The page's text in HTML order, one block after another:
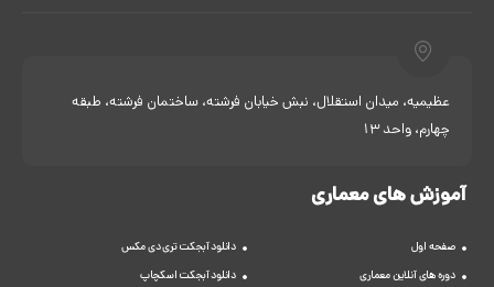
عظیمیه، میدان استقلال، نبش خیابان فرشته، ساختمان فرشته، طبقه
چهارم، واحد 13
آموزش های معماری
صفحه اول
دوره های آنلاین معماری
دانلود آبجکت تری دی مکس
دانلود آبجکت اسکچاپ